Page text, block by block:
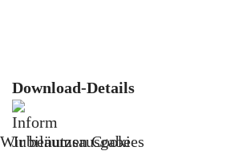
Download-Details
Wir benutzen Cookies